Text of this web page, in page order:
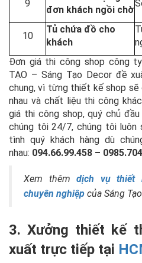
9
đơn khách ngồi chờ
10
Tủ chứa đồ cho
khách
Đơn giá thi công shop công
TẠO – Sáng Tạo Decor đề
chung, vì từng thiết kế shop
nhau và chất liệu thi công
giá thi công shop, quý chủ
chúng tôi 24/7, chúng tôi luôn
tình quý khách hàng dù
nhau: 094.66.99.458 –
Xem thêm dịch vụ thiết
chuyên nghiệp của Sáng Tạo
3. Xưởng thiết kế
xuất trực tiếp tại